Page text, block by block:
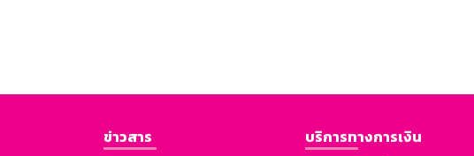
ข่าวสาร
บริการทางการเงิน